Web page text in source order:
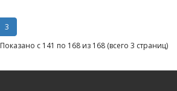
3
Показано с 141 по 168 из 168 (всего 3 страниц)